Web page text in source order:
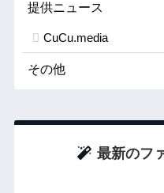
提供ニュース
CuCu.media
その他
最新のフ